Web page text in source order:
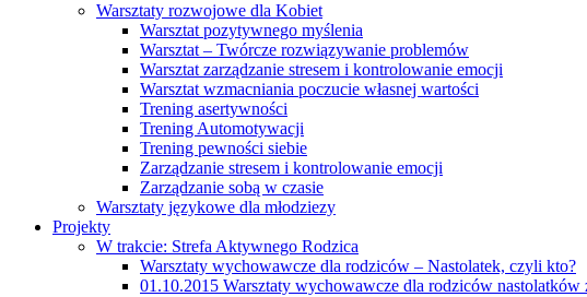
Warsztaty rozwojowe dla Kobiet
Warsztat pozytywnego myślenia
Warsztat – Twórcze rozwiązywanie problemów
Warsztat zarządzanie stresem i kontrolowanie emocji
Warsztat wzmacniania poczucie własnej wartości
Trening asertywności
Trening Automotywacji
Trening pewności siebie
Zarządzanie stresem i kontrolowanie emocji
Zarządzanie sobą w czasie
Warsztaty językowe dla młodziezy
Projekty
W trakcie: Strefa Aktywnego Rodzica
Warsztaty wychowawcze dla rodziców – Nastolatek, czyli kto?
01.10.2015 Warsztaty wychowawcze dla rodziców nastolatków